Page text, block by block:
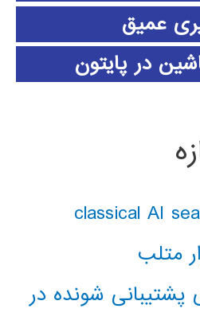
عمیق
در پایتون
متلب
شونده در